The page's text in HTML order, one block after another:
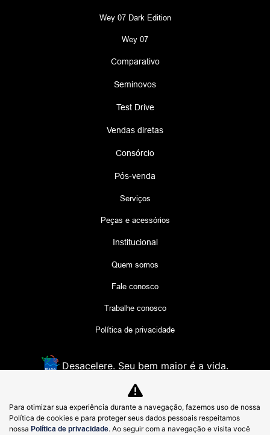
ENTRE EM CONTATO COM A
NOSSA EQUIPE
abaixo que entraremos em contato rapidamente
Telefone Email
Li e aceito a Política de Privacidade
e concordo em receber
comunicações da concessionária.
ENVIAR MENSAGEM
Para otimizar sua experiência durante a navegação, fazemos uso de nossa
Política de cookies e para proteger seus dados pessoais respeitamos
nossa Política de privacidade. Ao seguir com a navegação e visita você